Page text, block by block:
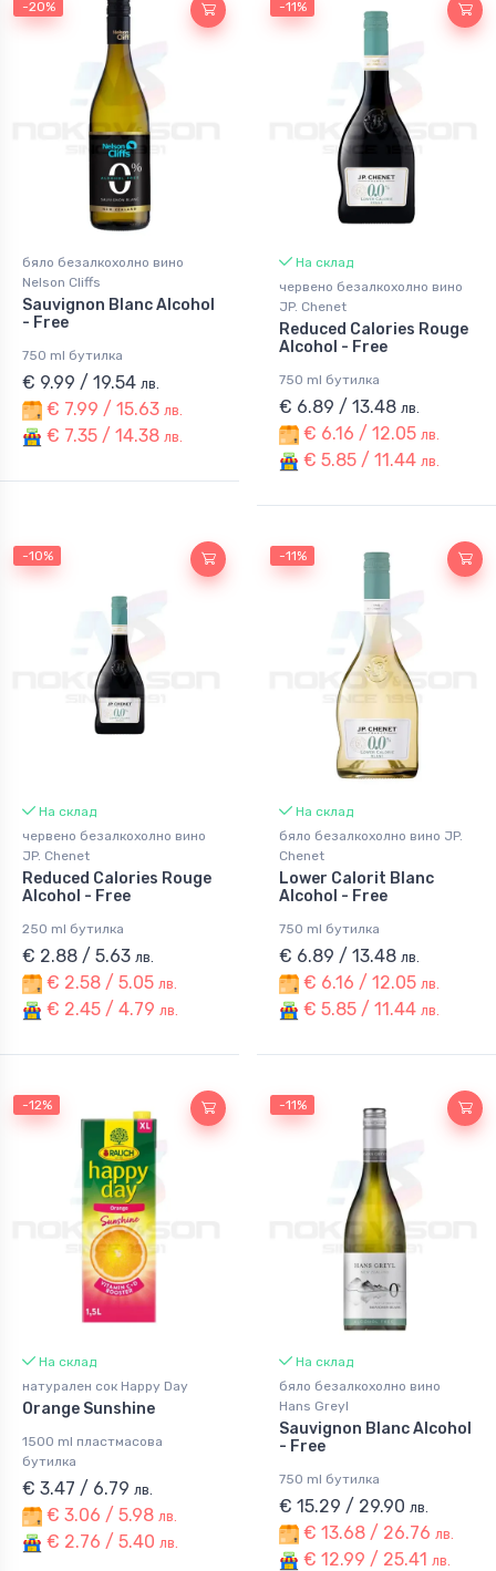
-20%
бяло безалкохолно вино
Nelson Cliffs
Sauvignon Blanc Alcohol
- Free
750 ml бутилка
€ 9.99 / 19.54 лв.
€ 7.99 / 15.63 лв.
€ 7.35 / 14.38 лв.
-11%
На склад
червено безалкохолно вино
JP. Chenet
Reduced Calories Rouge
Alcohol - Free
750 ml бутилка
€ 6.89 / 13.48 лв.
€ 6.16 / 12.05 лв.
€ 5.85 / 11.44 лв.
-10%
На склад
червено безалкохолно вино
JP. Chenet
Reduced Calories Rouge
Alcohol - Free
250 ml бутилка
€ 2.88 / 5.63 лв.
€ 2.58 / 5.05 лв.
€ 2.45 / 4.79 лв.
-11%
На склад
бяло безалкохолно вино JP.
Chenet
Lower Calorit Blanc
Alcohol - Free
750 ml бутилка
€ 6.89 / 13.48 лв.
€ 6.16 / 12.05 лв.
€ 5.85 / 11.44 лв.
-12%
На склад
натурален сок Happy Day
Orange Sunshine
1500 ml пластмасова
бутилка
€ 3.47 / 6.79 лв.
€ 3.06 / 5.98 лв.
€ 2.76 / 5.40 лв.
-11%
На склад
бяло безалкохолно вино
Hans Greyl
Sauvignon Blanc Alcohol
- Free
750 ml бутилка
€ 15.29 / 29.90 лв.
€ 13.68 / 26.76 лв.
€ 12.99 / 25.41 лв.